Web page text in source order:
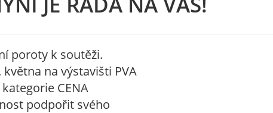
poroty k soutěži.
na výstavišti PVA
CENA
podpořit svého